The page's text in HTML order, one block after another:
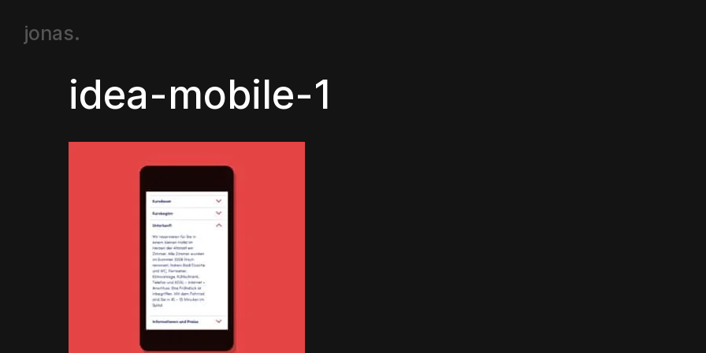
jonas.
idea-mobile-1